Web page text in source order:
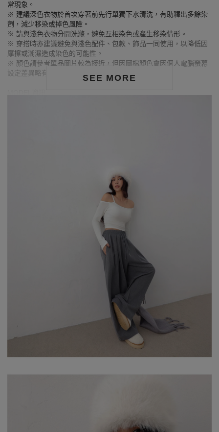
SEE MORE
常現象。
※ 建議深色衣物於首次穿著前先行單獨下水清洗，有助釋出多餘染
劑，減少移染或掉色風險。
※ 請與淺色衣物分開洗滌，避免互相染色或產生移染情形。
※ 穿搭時亦建議避免與淺色配件、包款、飾品一同使用，以降低因
摩擦或潮濕造成染色的可能性。
※ 顏色請參考單品圖片較為接近，但因圖檔顏色會因個人電腦螢幕
設定差異略有不同，請以實際商品顏色為準。